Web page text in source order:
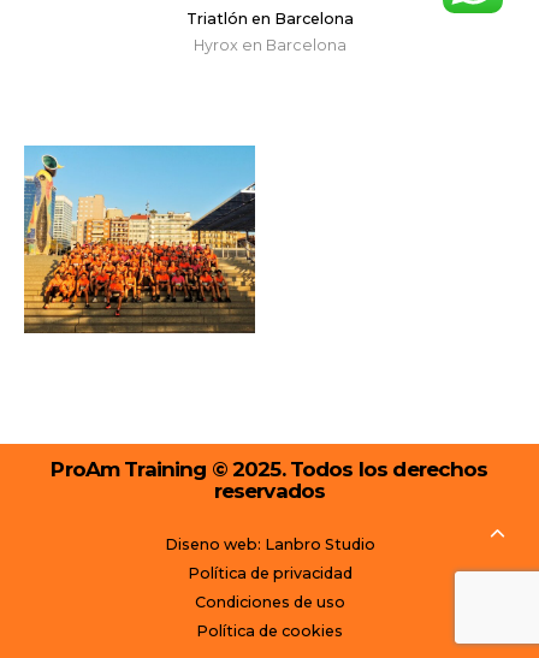
Triatlón en Barcelona
Hyrox en Barcelona
ProAm Training © 2025. Todos los derechos
reservados
Diseno web: Lanbro Studio
Política de privacidad
Condiciones de uso
Política de cookies